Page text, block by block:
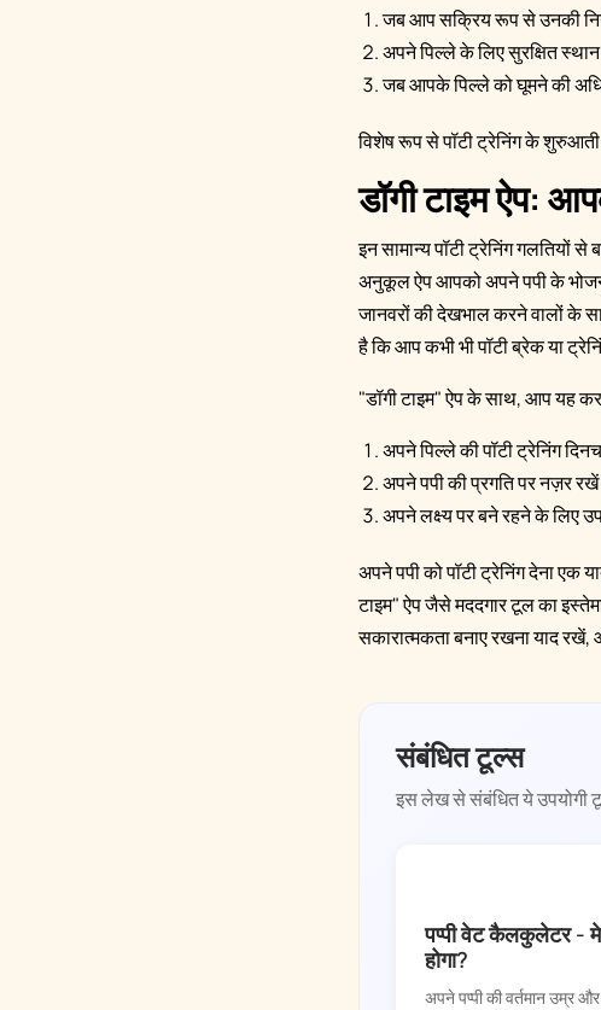
जब आप सक्रिय रूप से उनकी
अपने पिल्ले के लिए सुरक्षित
जब आपके पिल्ले को घूमने की
विशेष रूप से पॉटी ट्रेनिंग के
डॉगी टाइम ऐप:
इन सामान्य पॉटी ट्रेनिंग गलतियों
अनुकूल ऐप आपको अपने पपी के भोजन
जानवरों की देखभाल करने वालों के
है कि आप कभी भी पॉटी ब्रेक या
"डॉगी टाइम" ऐप के साथ, आप यह
अपने पिल्ले की पॉटी ट्रेनिंग
अपने पपी की प्रगति पर नज़र
अपने लक्ष्य पर बने रहने के लिए
अपने पपी को पॉटी ट्रेनिंग देना एक
टाइम" ऐप जैसे मददगार टूल का
सकारात्मकता बनाए रखना याद
संबंधित टूल्स
इस लेख से संबंधित ये उपयोगी
पप्पी वेट कैलकुलेटर -
होगा?
अपने पप्पी की वर्तमान उम्र